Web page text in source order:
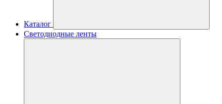
Каталог
Светодиодные ленты